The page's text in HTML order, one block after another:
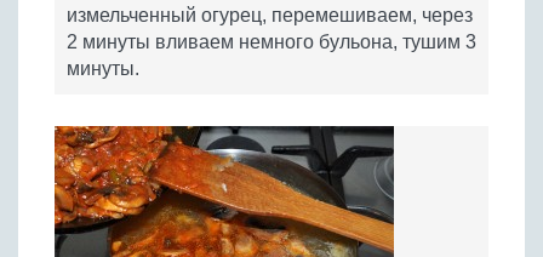
измельченный огурец, перемешиваем, через
2 минуты вливаем немного бульона, тушим 3
минуты.